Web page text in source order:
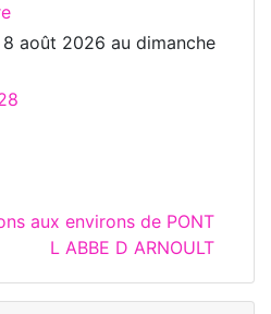
8 août 2026 au dimanche
aux environs de PONT
L ABBE D ARNOULT